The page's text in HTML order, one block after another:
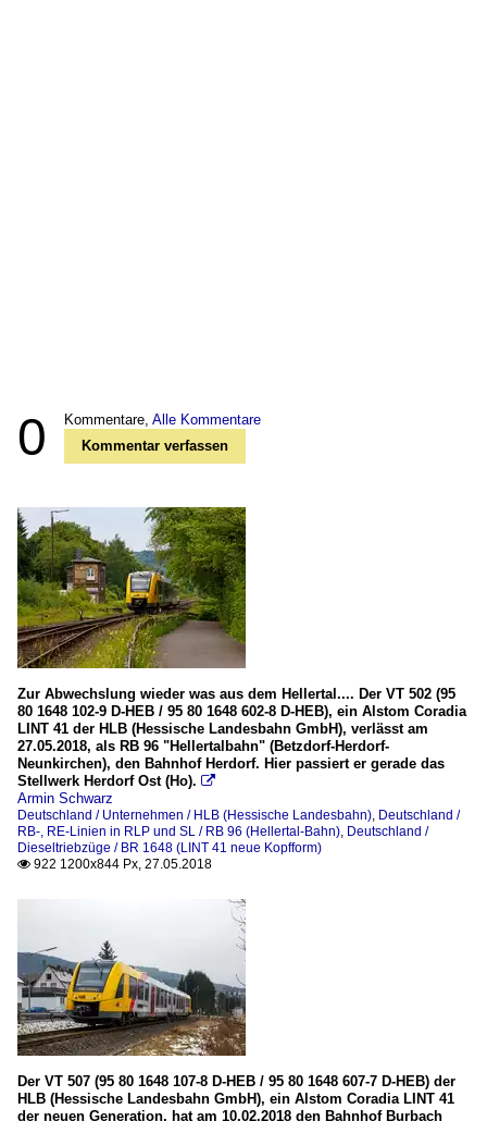
0 Kommentare, Alle Kommentare
Kommentar verfassen
Zur Abwechslung wieder was aus dem Hellertal.... Der VT 502 (95
80 1648 102-9 D-HEB / 95 80 1648 602-8 D-HEB), ein Alstom Coradia
LINT 41 der HLB (Hessische Landesbahn GmbH), verlässt am
27.05.2018, als RB 96 "Hellertalbahn" (Betzdorf-Herdorf-
Neunkirchen), den Bahnhof Herdorf. Hier passiert er gerade das
Stellwerk Herdorf Ost (Ho). 
Armin Schwarz
Deutschland / Unternehmen / HLB (Hessische Landesbahn) Deutschland /
RB-, RE-Linien in RLP und SL / RB 96 (Hellertal-Bahn) Deutschland /
Dieseltriebzüge / BR 1648 (LINT 41 neue Kopfform)
 922 1200x844 Px, 27.05.2018
Der VT 507 (95 80 1648 107-8 D-HEB / 95 80 1648 607-7 D-HEB) der
HLB (Hessische Landesbahn GmbH), ein Alstom Coradia LINT 41
der neuen Generation, hat am 10.02.2018 den Bahnhof Burbach